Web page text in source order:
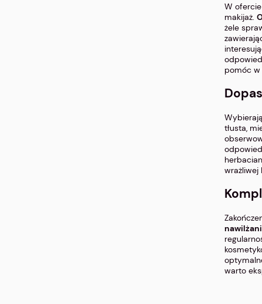
W ofercie
makijaż.
żele
pomóc w
tłusta,
wrażliwej
warto